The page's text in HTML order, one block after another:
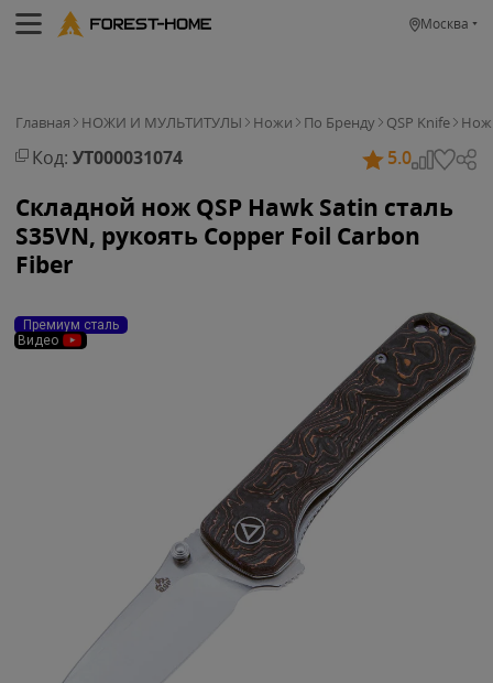
Москва
Главная НОЖИ И МУЛЬТИТУЛЫ Ножи По Бренду QSP Knife Нож
Код: УТ000031074 5.0
Складной нож QSP Hawk Satin сталь
S35VN, рукоять Copper Foil Carbon
Fiber
Премиум сталь
Видео